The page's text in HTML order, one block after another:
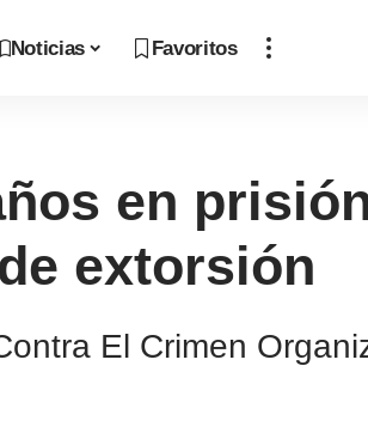
Noticias Favoritos
en
extorsión
El Crimen